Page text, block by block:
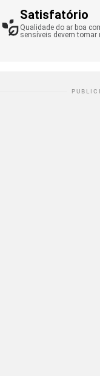
Satisfatório
Qualidade do ar boa
sensíveis devem tomar